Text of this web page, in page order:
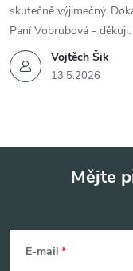
Vojtěch Šik
13.5.2026
skutečně výjimečný.
Paní Vobrubová -
Mějte
E-mail